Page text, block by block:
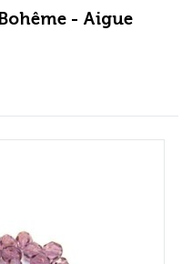
- Aigue